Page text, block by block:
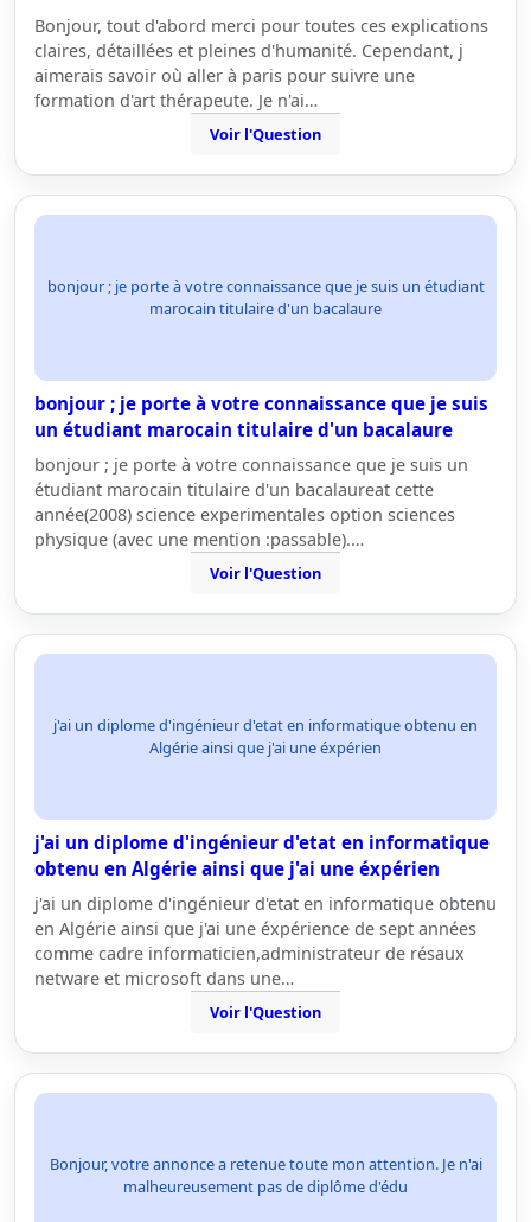
Bonjour, tout d'abord merci pour toutes ces explications
claires, détaillées et pleines d'humanité. Cependant, j
aimerais savoir où aller à paris pour suivre une
formation d'art thérapeute. Je n'ai…
Voir l'Question
bonjour ; je porte à votre connaissance que je suis un étudiant
marocain titulaire d'un bacalaure
bonjour ; je porte à votre connaissance que je suis
un étudiant marocain titulaire d'un bacalaure
bonjour ; je porte à votre connaissance que je suis un
étudiant marocain titulaire d'un bacalaureat cette
année(2008) science experimentales option sciences
physique (avec une mention :passable).…
Voir l'Question
j'ai un diplome d'ingénieur d'etat en informatique obtenu en
Algérie ainsi que j'ai une éxpérien
j'ai un diplome d'ingénieur d'etat en informatique
obtenu en Algérie ainsi que j'ai une éxpérien
j'ai un diplome d'ingénieur d'etat en informatique obtenu
en Algérie ainsi que j'ai une éxpérience de sept années
comme cadre informaticien,administrateur de résaux
netware et microsoft dans une…
Voir l'Question
Bonjour, votre annonce a retenue toute mon attention. Je n'ai
malheureusement pas de diplôme d'édu